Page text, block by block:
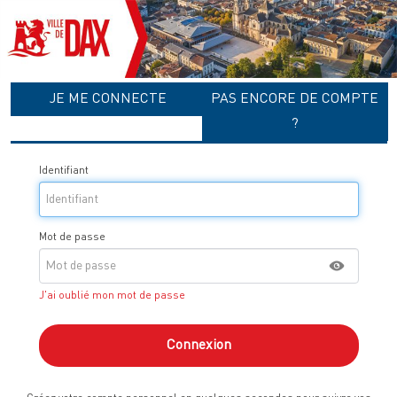
avertissements
JE ME CONNECTE
PAS ENCORE DE COMPTE
?
Identifiant
Mot de passe
J'ai oublié mon mot de passe